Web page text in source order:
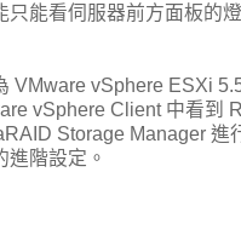
只能看伺服器前方面板的
VMware vSphere ESXi
vSphere Client 中看到
Storage Manager 進
進階設定。